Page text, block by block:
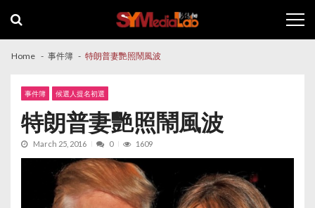
navigation
content
Home 事件簿 特朗普妻艷照鬧風波
事件簿 候選人提名初選
特朗普妻艷照鬧風波
March 25, 2016 0 1609